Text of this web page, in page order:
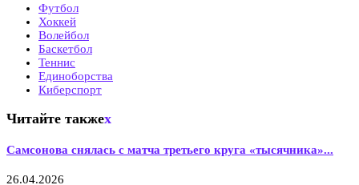
Футбол
Хоккей
Волейбол
Баскетбол
Теннис
Единоборства
Киберспорт
Читайте такжеx
Самсонова снялась с матча третьего круга «тысячника»...
26.04.2026